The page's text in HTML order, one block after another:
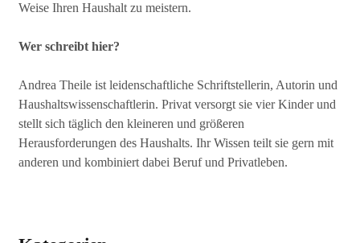
Weise Ihren Haushalt zu meistern.
Wer schreibt hier?
Andrea Theile ist leidenschaftliche Schriftstellerin, Autorin und
Haushaltswissenschaftlerin. Privat versorgt sie vier Kinder und
stellt sich täglich den kleineren und größeren
Herausforderungen des Haushalts. Ihr Wissen teilt sie gern mit
anderen und kombiniert dabei Beruf und Privatleben.